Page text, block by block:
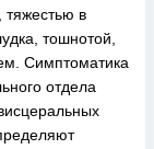
тяжестью в
тошнотой,
Симптоматика
отдела